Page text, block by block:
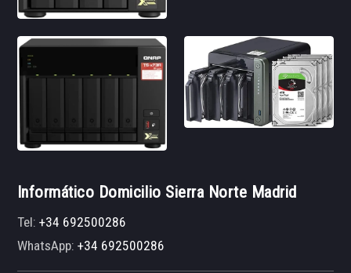
Informático Domicilio Sierra Norte Madrid
Tel:+34 692500286
WhatsApp:+34 692500286